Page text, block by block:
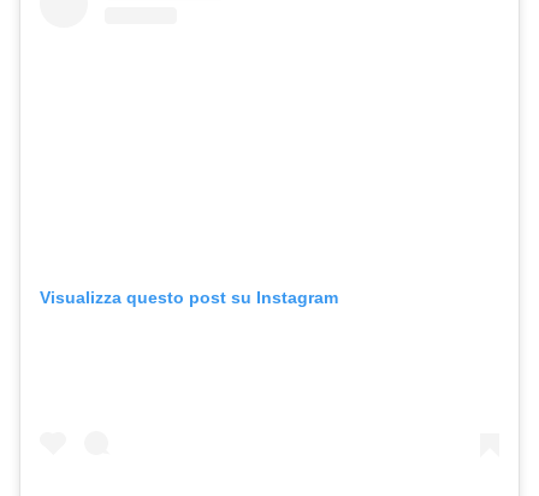
Visualizza questo post su Instagram